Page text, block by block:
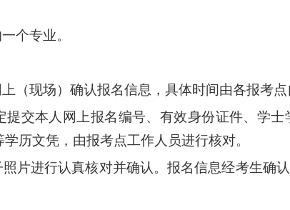
个专业。
（现场）确认报名信息，具体时间由各报考点
交本人网上报名编号、有效身份证件、学
历文凭，由报考点工作人员进行核对。
片进行认真核对并确认。报名信息经考生确